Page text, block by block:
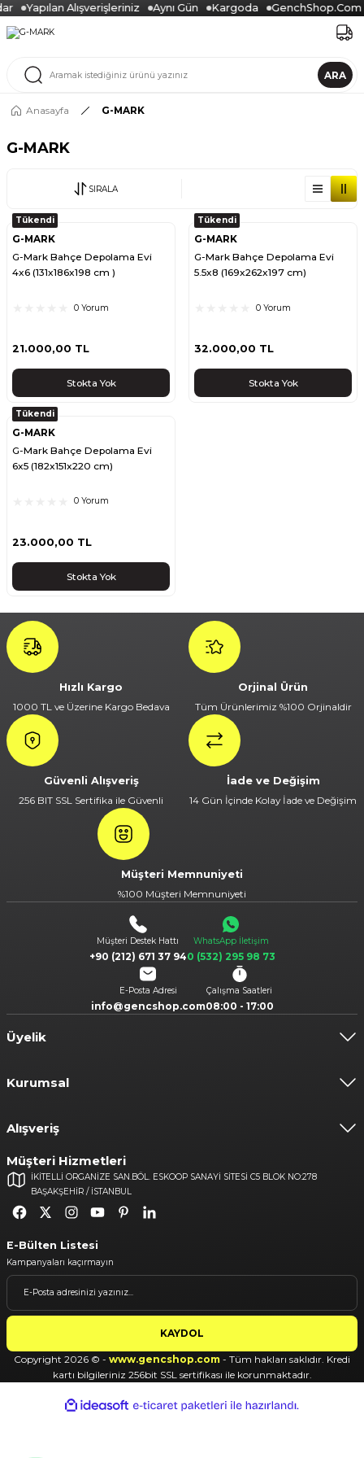
Yapılan Alışverişleriniz Aynı Gün Kargoda GenchShop.Com
ARA
Anasayfa G-MARK
G-MARK
SIRALA
Tükendi
G-MARK
G-Mark Bahçe Depolama Evi
4x6 (131x186x198 cm )
0 Yorum
21.000,00 TL
Stokta Yok
Tükendi
G-MARK
G-Mark Bahçe Depolama Evi
5.5x8 (169x262x197 cm)
0 Yorum
32.000,00 TL
Stokta Yok
Tükendi
G-MARK
G-Mark Bahçe Depolama Evi
6x5 (182x151x220 cm)
0 Yorum
23.000,00 TL
Stokta Yok
Hızlı Kargo
1000 TL ve Üzerine Kargo Bedava
Orjinal Ürün
Tüm Ürünlerimiz %100 Orjinaldir
Güvenli Alışveriş
256 BIT SSL Sertifika ile Güvenli
İade ve Değişim
14 Gün İçinde Kolay İade ve Değişim
Müşteri Memnuniyeti
%100 Müşteri Memnuniyeti
Müşteri Destek Hattı
+90 (212) 671 37 94
WhatsApp İletişim
0 (532) 295 98 73
E-Posta Adresi
info@gencshop.com
Çalışma Saatleri
08:00 - 17:00
Müşteri Hizmetleri
İKİTELLİ ORGANİZE SAN.BÖL. ESKOOP SANAYİ SİTESİ C5 BLOK NO:278
BAŞAKŞEHİR / İSTANBUL
Üyelik
Kurumsal
Alışveriş
E-Bülten Listesi
Kampanyaları kaçırmayın
KAYDOL
Copyright 2026 © - www.gencshop.com - Tüm hakları saklıdır. Kredi
kartı bilgileriniz 256bit SSL sertifikası ile korunmaktadır.
ideasoft
e-